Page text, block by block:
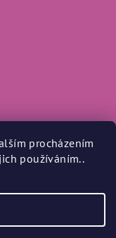
procházením
používáním..